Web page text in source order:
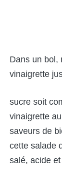
Dans un bol,
vinaigrette
sucre soit
vinaigrette
saveurs de
cette salade
salé, acide